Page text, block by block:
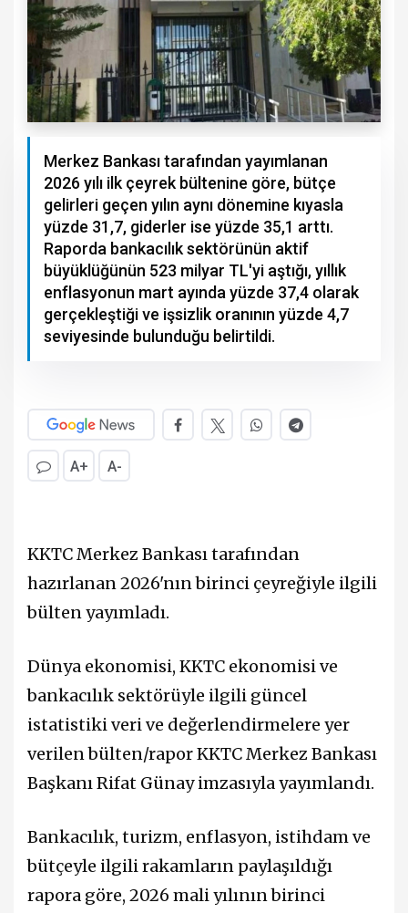
Merkez Bankası tarafından yayımlanan
2026 yılı ilk çeyrek bültenine göre, bütçe
gelirleri geçen yılın aynı dönemine kıyasla
yüzde 31,7, giderler ise yüzde 35,1 arttı.
Raporda bankacılık sektörünün aktif
büyüklüğünün 523 milyar TL'yi aştığı, yıllık
enflasyonun mart ayında yüzde 37,4 olarak
gerçekleştiği ve işsizlik oranının yüzde 4,7
seviyesinde bulunduğu belirtildi.
A+ A-
KKTC Merkez Bankası tarafından
hazırlanan 2026'nın birinci çeyreğiyle ilgili
bülten yayımladı.
Dünya ekonomisi, KKTC ekonomisi ve
bankacılık sektörüyle ilgili güncel
istatistiki veri ve değerlendirmelere yer
verilen bülten/rapor KKTC Merkez Bankası
Başkanı Rifat Günay imzasıyla yayımlandı.
Bankacılık, turizm, enflasyon, istihdam ve
bütçeyle ilgili rakamların paylaşıldığı
rapora göre, 2026 mali yılının birinci